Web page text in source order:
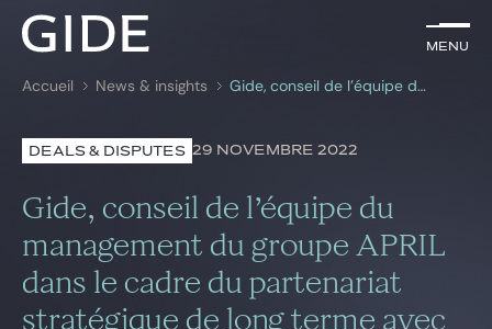
Menu
Rechercher par mots-clés
Menu
Avocats
Expertises
Global
Accueil News & insights Gide, conseil de l’équipe du management du groupe APRIL dans le cadre du partenariat stratégique de long terme avec KKR
DEALS & DISPUTES 29 NOVEMBRE 2022
Gide, conseil de l’équipe du
management du groupe APRIL
dans le cadre du partenariat
stratégique de long terme avec